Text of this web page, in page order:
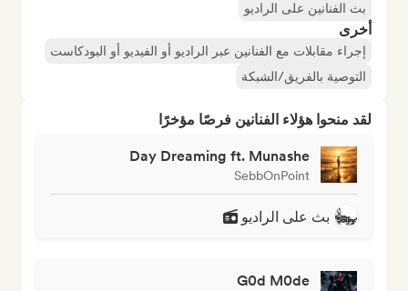
بث الفنانين على الراديو
أخرى
إجراء مقابلات مع الفنانين عبر الراديو أو الفيديو أو البودكاست
التوصية بالفريق/الشبكة
لقد منحوا هؤلاء الفنانين فرصًا مؤخرًا
Day Dreaming ft. Munashe
SebbOnPoint
بث على الراديو
G0d M0de